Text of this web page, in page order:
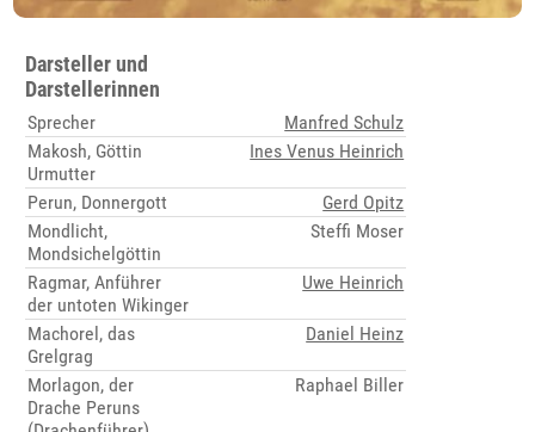
Darsteller und
Darstellerinnen
Sprecher
Manfred Schulz
Makosh, Göttin
Urmutter
Ines Venus Heinrich
Perun, Donnergott
Gerd Opitz
Mondlicht,
Mondsichelgöttin
Steffi Moser
Ragmar, Anführer
der untoten Wikinger
Uwe Heinrich
Machorel, das
Grelgrag
Daniel Heinz
Morlagon, der
Drache Peruns
Raphael Biller